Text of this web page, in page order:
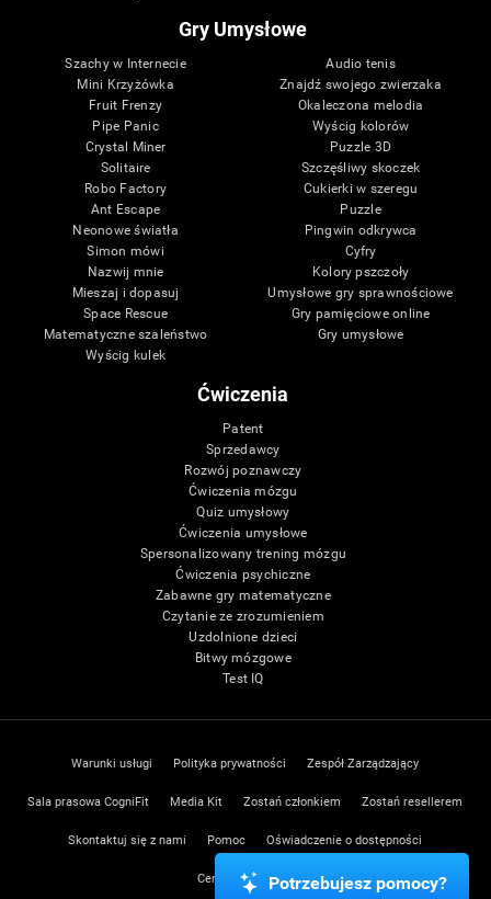
Gry Umysłowe
Szachy w Internecie
Mini Krzyżówka
Fruit Frenzy
Pipe Panic
Crystal Miner
Solitaire
Robo Factory
Ant Escape
Neonowe światła
Simon mówi
Nazwij mnie
Mieszaj i dopasuj
Space Rescue
Matematyczne szaleństwo
Wyścig kulek
Audio tenis
Znajdź swojego zwierzaka
Okaleczona melodia
Wyścig kolorów
Puzzle 3D
Szczęśliwy skoczek
Cukierki w szeregu
Puzzle
Pingwin odkrywca
Cyfry
Kolory pszczoły
Umysłowe gry sprawnościowe
Gry pamięciowe online
Gry umysłowe
Ćwiczenia
Patent
Sprzedawcy
Rozwój poznawczy
Ćwiczenia mózgu
Quiz umysłowy
Ćwiczenia umysłowe
Spersonalizowany trening mózgu
Ćwiczenia psychiczne
Zabawne gry matematyczne
Czytanie ze zrozumieniem
Uzdolnione dzieci
Bitwy mózgowe
Test IQ
Warunki usługi Polityka prywatności Zespół Zarządzający
Sala prasowa CogniFit Media Kit Zostań członkiem Zostań resellerem
Skontaktuj się z nami Pomoc Oświadczenie o dostępności
Centrum zaufaniaPotrzebujesz pomocy?